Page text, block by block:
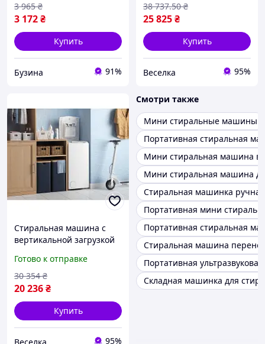
3 172₴
3 965 ₴
Купить
Бузина 91%
25 825₴
38 737.50 ₴
Купить
Веселка 95%
Стиральная машина с
вертикальной загрузкой
5 кг 14 программ быстрая
стирка FLAME
Готово к отправке
20 236₴
30 354 ₴
Купить
Веселка 95%
Смотри также
Мини стиральные машины
Портативная стиральная
Мини стиральная машина
Мини стиральная машина
Стиральная машинка ручная
Портативная мини
Портативная стиральная
Стиральная машина
Портативная
Складная машинка для